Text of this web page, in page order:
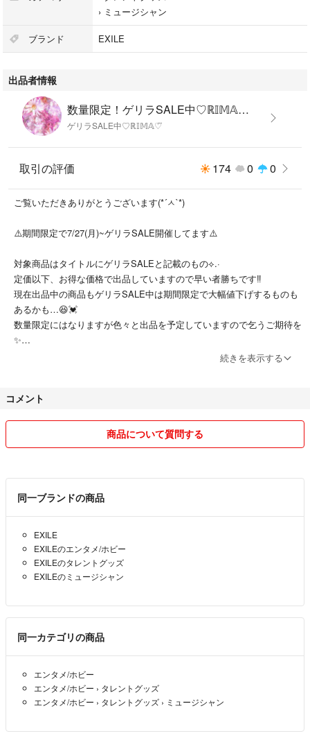
EXILE 25th ANNIVERSARY BEST LIVE
LDH PERFECT YEAR 2026
EXILE 2026 ライブ参戦に⟡.·
新品未使用 未開封
自宅で大切に保管していました。
防水対策をし、簡易包装で発送させていただきます。
※画像について
出来る限り実物と同じ色味になるよう撮影には気をつけておりますが光の
加減、お使いの端末により見え方が実物と多少異なってしまう事もありま
お早めのご検討をよろしくお願いいたしますm（__）m
他にも色々出品してます。
#ℝ𝕀𝕄𝔸'sshop
#ℝ𝕀𝕄𝔸'sshopグッズ ←で検索してみてください‎𖤐 ̖́-
#EXILETRIBE #公式グッズ
#推し活 #推し #推しグッズ
› ミュージシャン
ブランド EXILE
出品者情報
数量限定！ゲリラSALE中♡ℝ𝕀𝕄𝔸♡⃛'s shop
ゲリラSALE中♡ℝ𝕀𝕄𝔸♡⃛
取引の評価 174 0 0
ご覧いただきありがとうございます(*´ㅅ`*)
⚠️期間限定で7/27(月)~ゲリラSALE開催してます⚠️
対象商品はタイトルにゲリラSALEと記載のもの⟡.·
定価以下、お得な価格で出品していますので早い者勝ちです‼️
現在出品中の商品もゲリラSALE中は期間限定で大幅値下げするものも
あるかも…😆💓
数量限定にはなりますが色々と出品を予定していますので乞うご期待を
✨️
他アプリ等でもお取引実績1000件以上あり
安心してお取引が出来るよう心がけております✩.*˚
夕方や夜間ご購入いただいた場合は集荷時間を終えている為、翌朝の発
送となります。
簡易包装とさせていただきます🙇‍♀️
衣類等で厚みがあり発送サイズがギリギリのものは圧縮して発送する事
もあります。ご了承ください。
素人による保管、梱包になりますので神経質な方はご遠慮いただきます
USED品に関しましてはご理解の上でご購入をお願いいたしますm(_ _)
m
3Nでお願いします。
どうぞよろしくお願いいたしますm(*_ _)m
続きを表示する
コメント
商品について質問する
同一ブランドの商品
EXILE
EXILEのエンタメ/ホビー
EXILEのタレントグッズ
EXILEのミュージシャン
同一カテゴリの商品
エンタメ/ホビー
エンタメ/ホビー › タレントグッズ
エンタメ/ホビー › タレントグッズ › ミュージシャン